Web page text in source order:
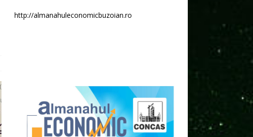
http://almanahuleconomicbuzoian.ro